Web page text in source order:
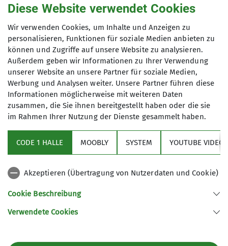
Wanderleiter*in
https://pfalz-rock.de/
Mörscher Strasse 89
67227 Frankenthal
Anmeldung
Die Anmeldung erfolgt bei der Tourenleitung
Sektionsarchiv
Artikel Archiv
67227 Frankenthal
Diese Website verwendet Cookies
Wir verwenden Cookies, um Inhalte und Anzeigen zu
personalisieren, Funktionen für soziale Medien anbieten zu
können und Zugriffe auf unsere Website zu analysieren.
Außerdem geben wir Informationen zu Ihrer Verwendung
unserer Website an unsere Partner für soziale Medien,
Werbung und Analysen weiter. Unsere Partner führen diese
Informationen möglicherweise mit weiteren Daten
zusammen, die Sie ihnen bereitgestellt haben oder die sie
im Rahmen Ihrer Nutzung der Dienste gesammelt haben.
CODE 1 HALLE MOOBLY SYSTEM YOUTUBE VIDEOS
Akzeptieren (Übertragung von Nutzerdaten und Cookie)
Cookie Beschreibung
Verwendete Cookies